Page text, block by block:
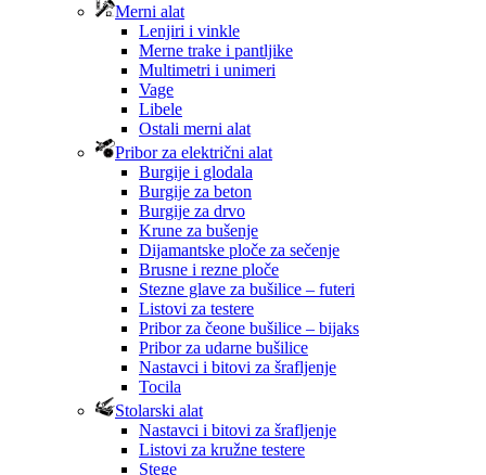
Merni alat
Lenjiri i vinkle
Merne trake i pantljike
Multimetri i unimeri
Vage
Libele
Ostali merni alat
Pribor za električni alat
Burgije i glodala
Burgije za beton
Burgije za drvo
Krune za bušenje
Dijamantske ploče za sečenje
Brusne i rezne ploče
Stezne glave za bušilice – futeri
Listovi za testere
Pribor za čeone bušilice – bijaks
Pribor za udarne bušilice
Nastavci i bitovi za šrafljenje
Tocila
Stolarski alat
Nastavci i bitovi za šrafljenje
Listovi za kružne testere
Stege